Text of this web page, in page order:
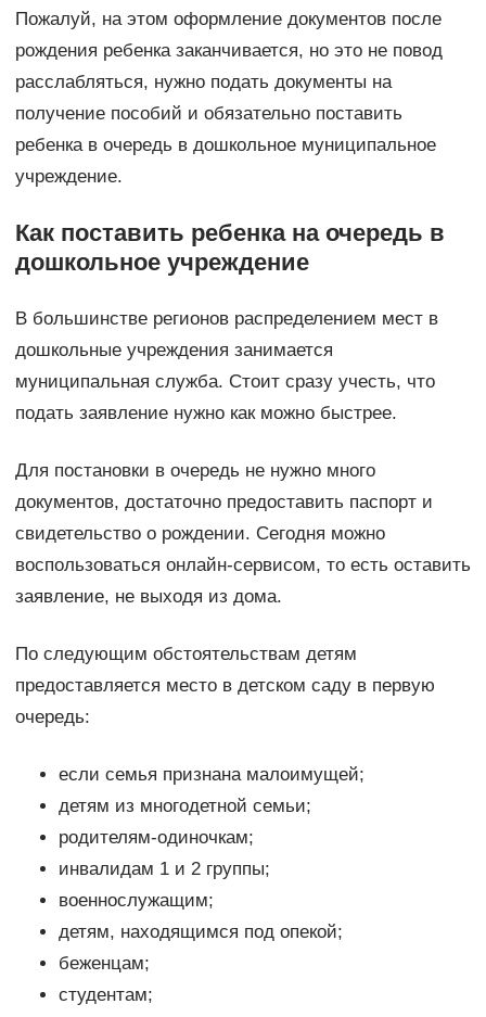
Пожалуй, на этом оформление документов после
рождения ребенка заканчивается, но это не повод
расслабляться, нужно подать документы на
получение пособий и обязательно поставить
ребенка в очередь в дошкольное муниципальное
учреждение.
Как поставить ребенка на очередь в
дошкольное учреждение
В большинстве регионов распределением мест в
дошкольные учреждения занимается
муниципальная служба. Стоит сразу учесть, что
подать заявление нужно как можно быстрее.
Для постановки в очередь не нужно много
документов, достаточно предоставить паспорт и
свидетельство о рождении. Сегодня можно
воспользоваться онлайн-сервисом, то есть оставить
заявление, не выходя из дома.
По следующим обстоятельствам детям
предоставляется место в детском саду в первую
очередь:
если семья признана малоимущей;
детям из многодетной семьи;
родителям-одиночкам;
инвалидам 1 и 2 группы;
военнослужащим;
детям, находящимся под опекой;
беженцам;
студентам;